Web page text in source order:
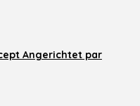
Angerichtet par